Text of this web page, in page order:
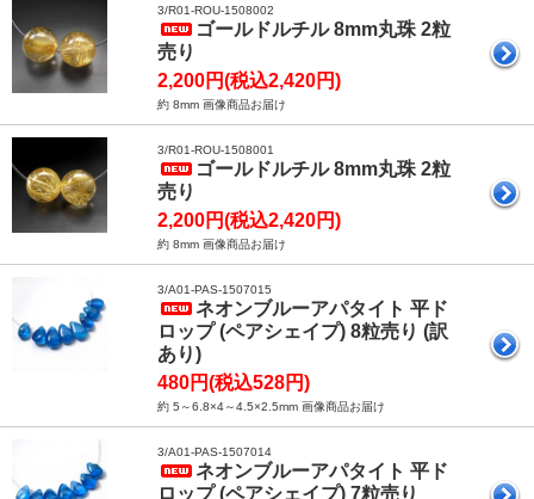
3/R01-ROU-1508002
ゴールドルチル 8mm丸珠 2粒
売り
2,200円(税込2,420円)
約 8mm 画像商品お届け
3/R01-ROU-1508001
ゴールドルチル 8mm丸珠 2粒
売り
2,200円(税込2,420円)
約 8mm 画像商品お届け
3/A01-PAS-1507015
ネオンブルーアパタイト 平ド
ロップ (ペアシェイプ) 8粒売り (訳
あり)
480円(税込528円)
約 5～6.8×4～4.5×2.5mm 画像商品お届け
3/A01-PAS-1507014
ネオンブルーアパタイト 平ド
ロップ (ペアシェイプ) 7粒売り